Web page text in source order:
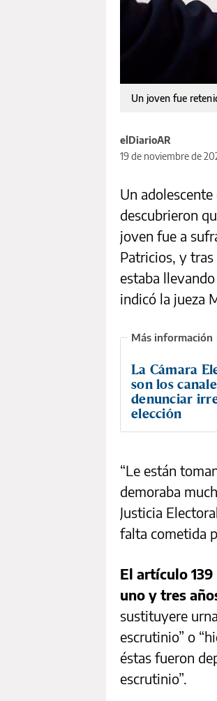
Un joven fue
elDiarioAR
19 de noviembre de
Un
descubrieron
joven fue a
Patricios, y
estaba
indicó la jueza
La Cámara
son los
denunciar
elección
“Le están
demoraba
Justicia
falta cometida
El artículo
uno y tres
sustituyere
escrutinio” o
éstas fueron
escrutinio”.